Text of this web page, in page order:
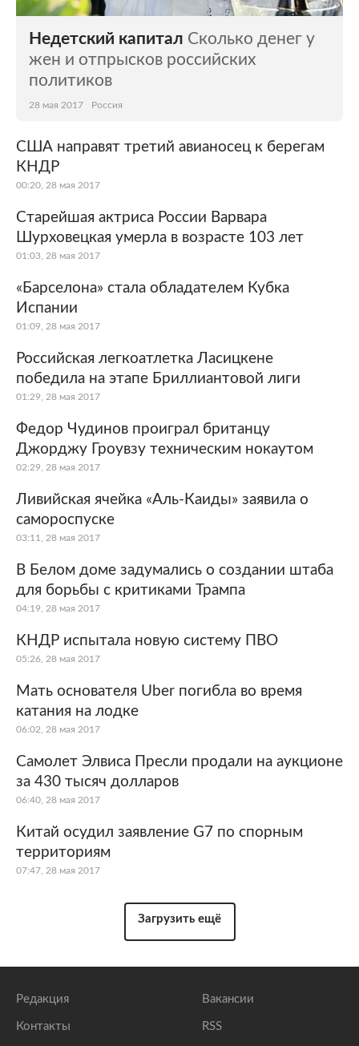
Недетский капитал Сколько денег у
жен и отпрысков российских
политиков
28 мая 2017 Россия
США направят третий авианосец к берегам
КНДР
00:20, 28 мая 2017
Старейшая актриса России Варвара
Шурховецкая умерла в возрасте 103 лет
01:03, 28 мая 2017
«Барселона» стала обладателем Кубка
Испании
01:09, 28 мая 2017
Российская легкоатлетка Ласицкене
победила на этапе Бриллиантовой лиги
01:29, 28 мая 2017
Федор Чудинов проиграл британцу
Джорджу Гроувзу техническим нокаутом
02:29, 28 мая 2017
Ливийская ячейка «Аль-Каиды» заявила о
самороспуске
03:11, 28 мая 2017
В Белом доме задумались о создании штаба
для борьбы с критиками Трампа
04:19, 28 мая 2017
КНДР испытала новую систему ПВО
05:26, 28 мая 2017
Мать основателя Uber погибла во время
катания на лодке
06:02, 28 мая 2017
Самолет Элвиса Пресли продали на аукционе
за 430 тысяч долларов
06:40, 28 мая 2017
Китай осудил заявление G7 по спорным
территориям
07:47, 28 мая 2017
Загрузить ещё
Редакция
Контакты
Вакансии
RSS